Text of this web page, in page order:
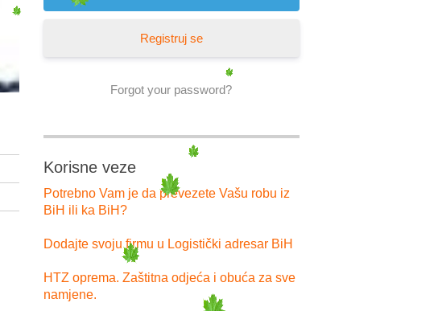
Registruj se
Forgot your password?
Korisne veze
Potrebno Vam je da prevezete Vašu robu iz
BiH ili ka BiH?
Dodajte svoju firmu u Logistički adresar BiH
HTZ oprema. Zaštitna odjeća i obuća za sve
namjene.